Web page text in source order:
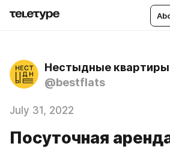
Нестыдные квартиры
@bestflats
July 31, 2022
Посуточная